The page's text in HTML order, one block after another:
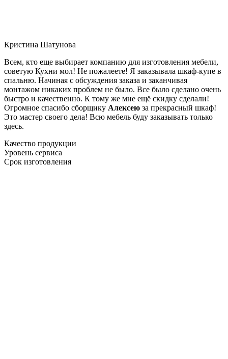
Кристина Шатунова
Всем, кто еще выбирает компанию для изготовления мебели,
советую Кухни мол! Не пожалеете! Я заказывала шкаф-купе в
спальню. Начиная с обсуждения заказа и заканчивая
монтажом никаких проблем не было. Все было сделано очень
быстро и качественно. К тому же мне ещё скидку сделали!
Огромное спасибо сборщику Алексею за прекрасный шкаф!
Это мастер своего дела! Всю мебель буду заказывать только
здесь.
Качество продукции
Уровень сервиса
Срок изготовления